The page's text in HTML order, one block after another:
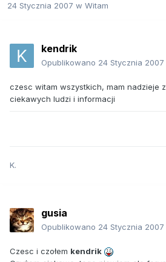
24 Stycznia 2007 w Witam
kendrik
Opublikowano 24 Stycznia 2007
czesc witam wszystkich, mam nadzieje
ciekawych ludzi i informacji
K.
gusia
Opublikowano 24 Stycznia 2007
Czesc i czołem kendrik